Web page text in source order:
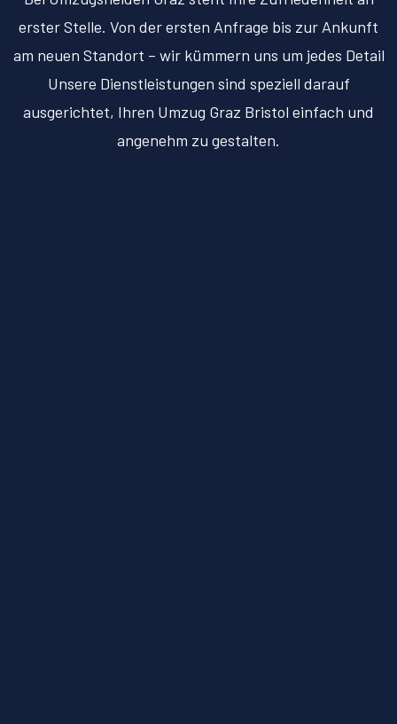
erster Stelle. Von der ersten Anfrage bis zur Ankunft
am neuen Standort – wir kümmern uns um jedes Detail
Unsere Dienstleistungen sind speziell darauf
ausgerichtet, Ihren Umzug Graz Bristol einfach und
angenehm zu gestalten.